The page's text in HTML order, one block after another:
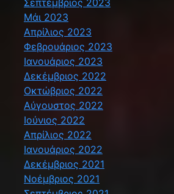
Σεπτέμβριος 2023
Μάι 2023
Απρίλιος 2023
Φεβρουάριος 2023
Ιανουάριος 2023
Δεκέμβριος 2022
Οκτώβριος 2022
Αύγουστος 2022
Ιούνιος 2022
Απρίλιος 2022
Ιανουάριος 2022
Δεκέμβριος 2021
Νοέμβριος 2021